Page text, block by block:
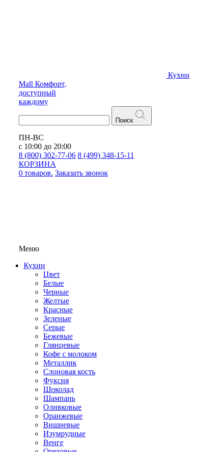
Кухни
Mall Комфорт,
доступный
каждому
Поиск
ПН-ВС
с 10:00 до 20:00
8 (800) 302-77-06 8 (499) 348-15-11
КОРЗИНА
0 товаров. Заказать звонок
Меню
Кухни
Цвет
Белые
Черные
Желтые
Красные
Зеленые
Серые
Бежевые
Глянцевые
Кофе с молоком
Металлик
Слоновая кость
Фуксия
Шоколад
Шампань
Оливковые
Оранжевые
Вишневые
Изумрудные
Венге